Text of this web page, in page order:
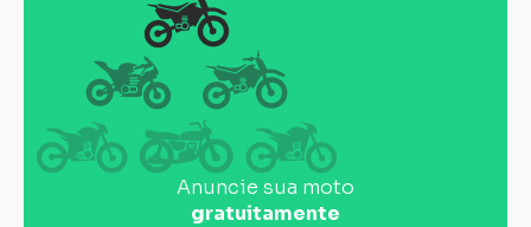
Anuncie sua moto
gratuitamente